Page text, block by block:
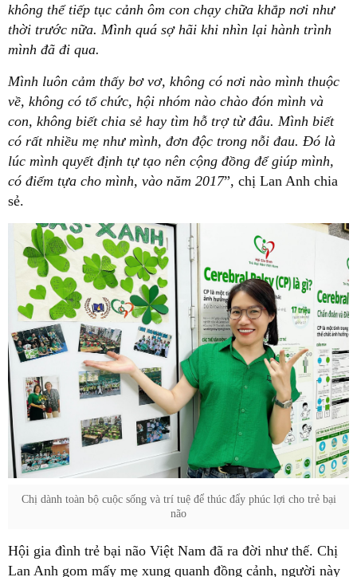
không thể tiếp tục cảnh ôm con chạy chữa khắp nơi như
thời trước nữa. Mình quá sợ hãi khi nhìn lại hành trình
mình đã đi qua.
Mình luôn cảm thấy bơ vơ, không có nơi nào mình thuộc
về, không có tổ chức, hội nhóm nào chào đón mình và
con, không biết chia sẻ hay tìm hỗ trợ từ đâu. Mình biết
có rất nhiều mẹ như mình, đơn độc trong nỗi đau. Đó là
lúc mình quyết định tự tạo nên cộng đồng để giúp mình,
có điểm tựa cho mình, vào năm 2017”, chị Lan Anh chia
sẻ.
Chị dành toàn bộ cuộc sống và trí tuệ để thúc đẩy phúc lợi cho trẻ bại
não
Hội gia đình trẻ bại não Việt Nam đã ra đời như thế. Chị
Lan Anh gom mấy mẹ xung quanh đồng cảnh, người này